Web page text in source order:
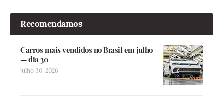
Recomendamos
Carros mais vendidos no Brasil em julho
— dia 30
julho 30, 2026